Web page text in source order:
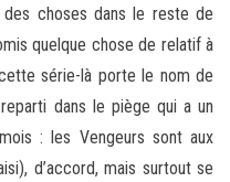
choses dans le reste de
quelque chose de relatif à
série-là porte le nom de
dans le piège qui a un
: les Vengeurs sont aux
d’accord, mais surtout se